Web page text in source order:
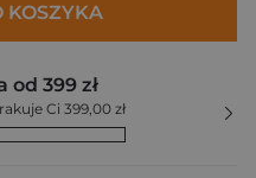
KOSZYKA
399 zł
Ci 399,00 zł